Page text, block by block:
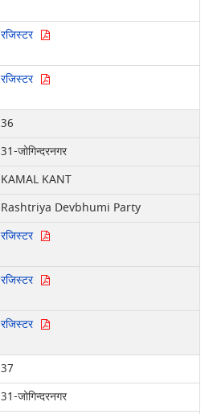
रजिस्टर
रजिस्टर
36
31-जोगिन्दरनगर
KAMAL KANT
Rashtriya Devbhumi Party
रजिस्टर
रजिस्टर
रजिस्टर
37
31-जोगिन्दरनगर